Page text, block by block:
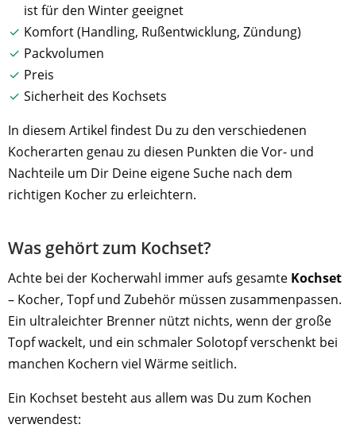
ist für den Winter geeignet
Komfort (Handling, Rußentwicklung, Zündung)
Packvolumen
Preis
Sicherheit des Kochsets
In diesem Artikel findest Du zu den verschiedenen
Kocherarten genau zu diesen Punkten die Vor- und
Nachteile um Dir Deine eigene Suche nach dem
richtigen Kocher zu erleichtern.
Was gehört zum Kochset?
Achte bei der Kocherwahl immer aufs gesamte Kochset
– Kocher, Topf und Zubehör müssen zusammenpassen.
Ein ultraleichter Brenner nützt nichts, wenn der große
Topf wackelt, und ein schmaler Solotopf verschenkt bei
manchen Kochern viel Wärme seitlich.
Ein Kochset besteht aus allem was Du zum Kochen
verwendest: